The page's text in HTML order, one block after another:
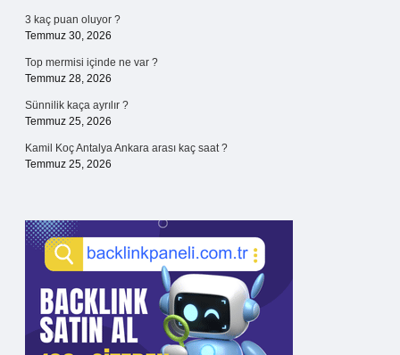
3 kaç puan oluyor ?
Temmuz 30, 2026
Top mermisi içinde ne var ?
Temmuz 28, 2026
Sünnilik kaça ayrılır ?
Temmuz 25, 2026
Kamil Koç Antalya Ankara arası kaç saat ?
Temmuz 25, 2026